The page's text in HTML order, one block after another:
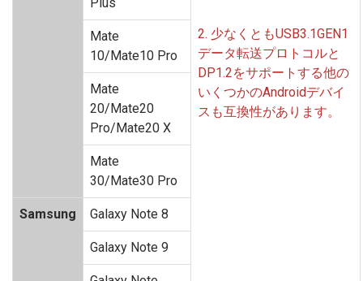
2. 少なくともUSB3.1GEN1
データ転送プロトコルと
DP1.2をサポートする他の
いくつかのAndroidデバイ
スも互換性があります。
Plus
Mate
10/Mate10 Pro
Mate
20/Mate20
Pro/Mate20 X
Mate
30/Mate30 Pro
Samsung Galaxy Note 8
Galaxy Note 9